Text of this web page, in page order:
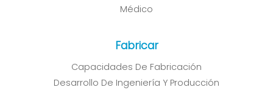
Médico
Fabricar
Capacidades De Fabricación
Desarrollo De Ingeniería Y Producción